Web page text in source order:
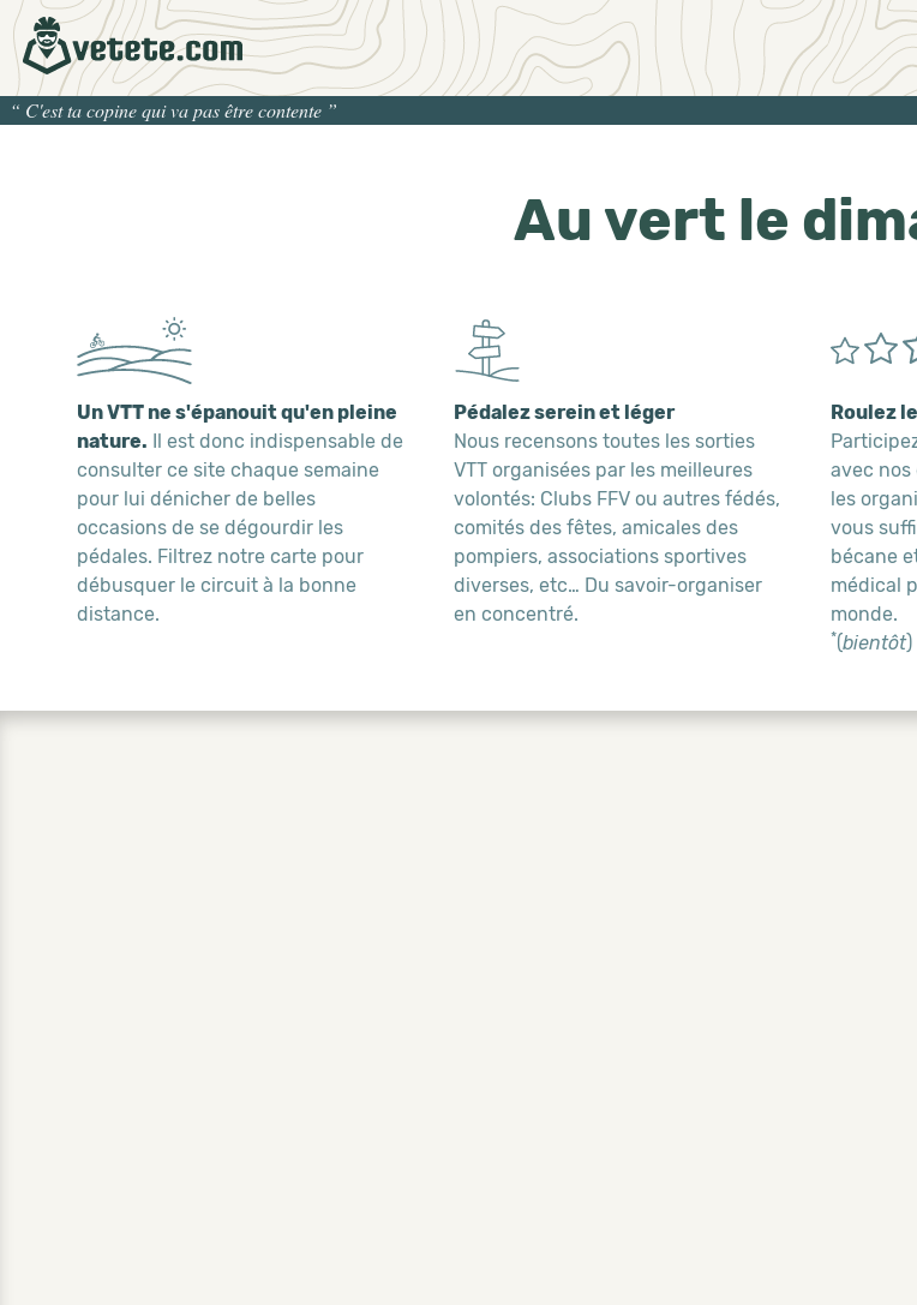
“ C'est ta copine qui va pas être contente ”
Au vert le
Un VTT ne s'épanouit qu'en pleine
nature. Il est donc indispensable de
consulter ce site chaque semaine
pour lui dénicher de belles
occasions de se dégourdir les
pédales. Filtrez notre carte pour
débusquer le circuit à la bonne
distance.
Pédalez serein et léger
Nous recensons toutes les sorties
VTT organisées par les meilleures
volontés: Clubs FFV ou autres fédés,
comités des fêtes, amicales des
pompiers, associations sportives
diverses, etc… Du savoir-organiser
en concentré.
Roulez
avec
les
vous
bécane
médical
monde.
*(bientôt)